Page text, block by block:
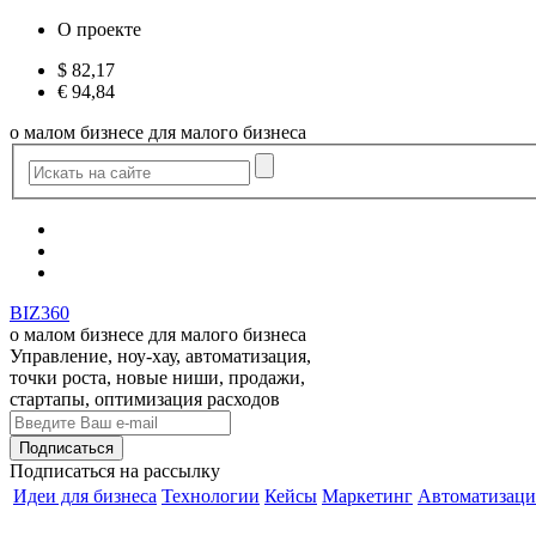
О проекте
$ 82,17
€ 94,84
о малом бизнесе для малого бизнеса
BIZ360
о малом бизнесе для малого бизнеса
Управление, ноу-хау, автоматизация,
точки роста, новые ниши, продажи,
стартапы, оптимизация расходов
Подписаться на рассылку
Идеи для бизнеса Технологии Кейсы Маркетинг